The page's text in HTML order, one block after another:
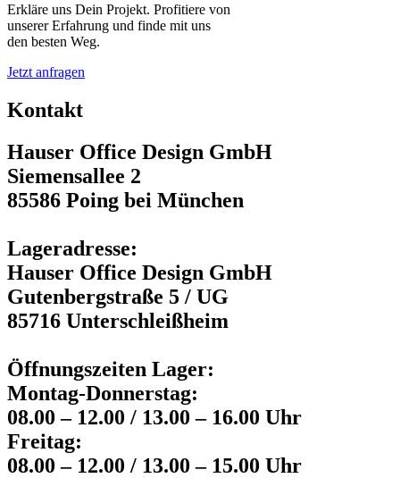
Erkläre uns Dein Projekt. Profitiere von
unserer Erfahrung und finde mit uns
den besten Weg.
Jetzt anfragen
Kontakt
Hauser Office Design GmbH
Siemensallee 2
85586 Poing bei München
Lageradresse:
Hauser Office Design GmbH
Gutenbergstraße 5 / UG
85716 Unterschleißheim
Öffnungszeiten Lager:
Montag-Donnerstag:
08.00 – 12.00 / 13.00 – 16.00 Uhr
Freitag:
08.00 – 12.00 / 13.00 – 15.00 Uhr